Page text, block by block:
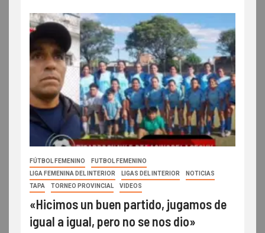
FÚTBOL FEMENINO
FUTBOL FEMENINO
LIGA FEMENINA DEL INTERIOR
LIGAS DEL INTERIOR
NOTICIAS
TAPA
TORNEO PROVINCIAL VIDEOS
«Hicimos un buen partido, jugamos de
igual a igual, pero no se nos dio»